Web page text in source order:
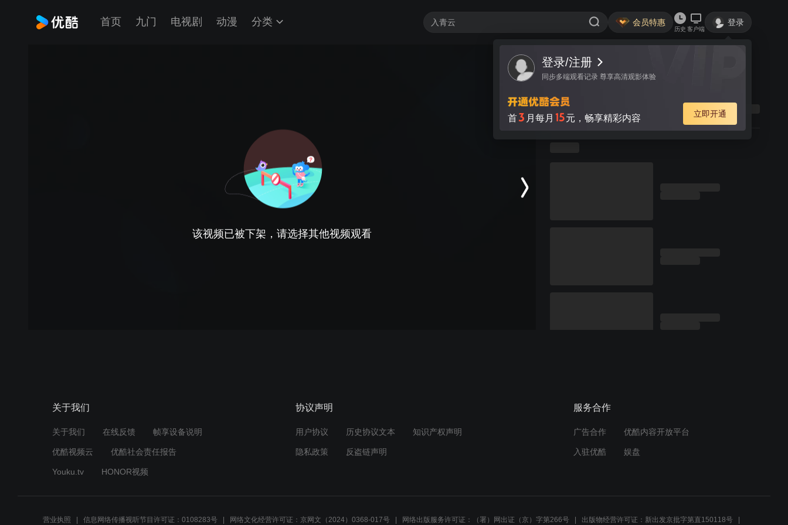
首页 九门 电视剧 动漫 分类 会员特惠
历史 客户端
登录
登录/注册
同步多端观看记录 尊享高清观影体验
首3 月每月 15元，畅享精彩内容 立即开通
该视频已被下架，请选择其他视频观看
关于我们
关于我们 在线反馈 帧享设备说明
优酷视频云 优酷社会责任报告
Youku.tv HONOR视频
协议声明
用户协议 历史协议文本 知识产权声明
隐私政策 反盗链声明
服务合作
广告合作 优酷内容开放平台
入驻优酷 娱盘
营业执照 信息网络传播视听节目许可证：0108283号 网络文化经营许可证：京网文（2024）0368-017号 网络出版服务许可证：（署）网出证（京）字第266号 出版物经营许可证：新出发京批字第直150118号